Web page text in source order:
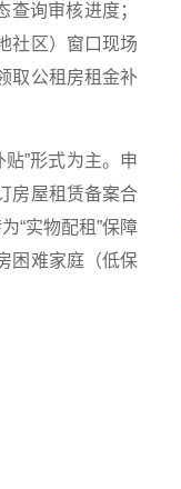
询审核进度；
社区）窗口现场
取公租房租金补
”形式为主。申
房屋租赁备案合
“实物配租”保障
困难家庭（低保